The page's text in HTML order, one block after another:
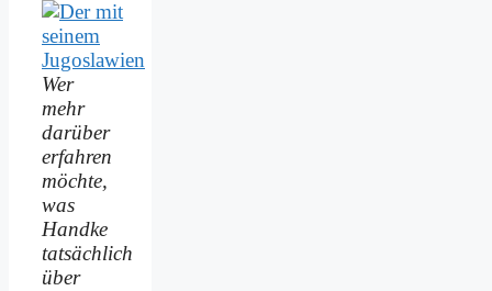
Wer
mehr
darüber
erfahren
möchte,
was
Handke
tatsächlich
über